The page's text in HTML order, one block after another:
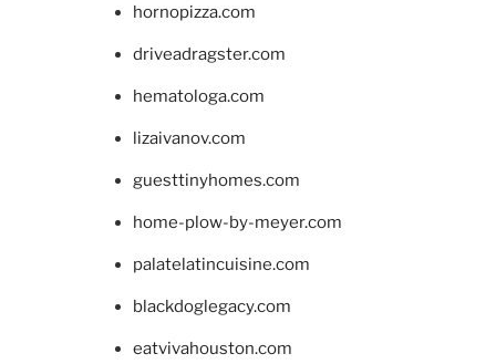
hornopizza.com
driveadragster.com
hematologa.com
lizaivanov.com
guesttinyhomes.com
home-plow-by-meyer.com
palatelatincuisine.com
blackdoglegacy.com
eatvivahouston.com